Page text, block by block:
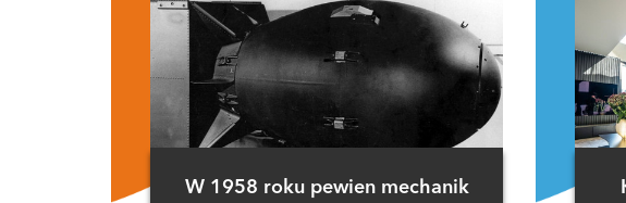
W 1958 roku pewien mechanik